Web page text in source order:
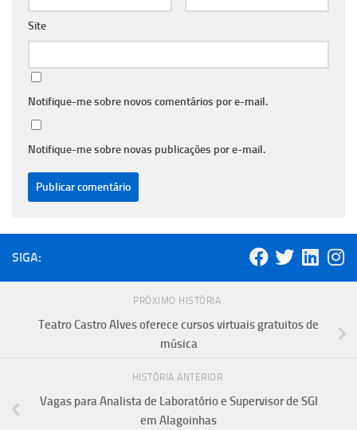
Site
Notifique-me sobre novos comentários por e-mail.
Notifique-me sobre novas publicações por e-mail.
SIGA:
PRÓXIMO HISTÓRIA
Teatro Castro Alves oferece cursos virtuais gratuitos de
música
HISTÓRIA ANTERIOR
Vagas para Analista de Laboratório e Supervisor de SGI
em Alagoinhas